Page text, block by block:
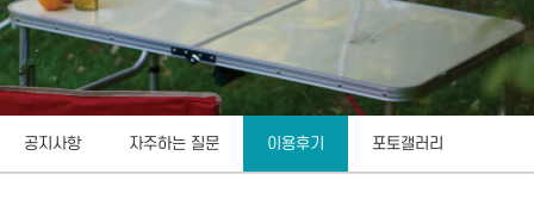
공지사항 자주하는 질문 이용후기 포토갤러리